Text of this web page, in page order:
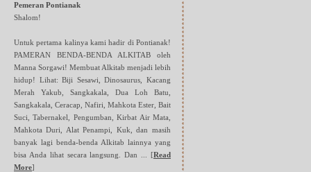
Pemeran Pontianak
Shalom!
Untuk pertama kalinya kami hadir di Pontianak!
PAMERAN BENDA-BENDA ALKITAB oleh
Manna Sorgawi! Membuat Alkitab menjadi lebih
hidup! Lihat: Biji Sesawi, Dinosaurus, Kacang
Merah Yakub, Sangkakala, Dua Loh Batu,
Sangkakala, Ceracap, Nafiri, Mahkota Ester, Bait
Suci, Tabernakel, Pengumban, Kirbat Air Mata,
Mahkota Duri, Alat Penampi, Kuk, dan masih
banyak lagi benda-benda Alkitab lainnya yang
bisa Anda lihat secara langsung. Dan ... [Read
More]